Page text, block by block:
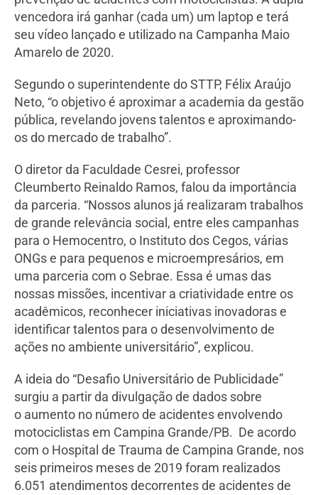
vencedora irá ganhar (cada um) um laptop e terá
seu vídeo lançado e utilizado na Campanha Maio
Amarelo de 2020.
Segundo o superintendente do STTP, Félix Araújo
Neto, “o objetivo é aproximar a academia da gestão
pública, revelando jovens talentos e aproximando-
os do mercado de trabalho”.
O diretor da Faculdade Cesrei, professor
Cleumberto Reinaldo Ramos, falou da importância
da parceria. “Nossos alunos já realizaram trabalhos
de grande relevância social, entre eles campanhas
para o Hemocentro, o Instituto dos Cegos, várias
ONGs e para pequenos e microempresários, em
uma parceria com o Sebrae. Essa é umas das
nossas missões, incentivar a criatividade entre os
acadêmicos, reconhecer iniciativas inovadoras e
identificar talentos para o desenvolvimento de
ações no ambiente universitário”, explicou.
A ideia do “Desafio Universitário de Publicidade”
surgiu a partir da divulgação de dados sobre
o aumento no número de acidentes envolvendo
motociclistas em Campina Grande/PB. De acordo
com o Hospital de Trauma de Campina Grande, nos
seis primeiros meses de 2019 foram realizados
6.051 atendimentos decorrentes de acidentes de